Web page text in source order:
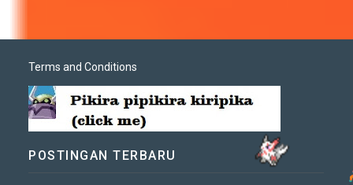
Terms and Conditions
POSTINGAN TERBARU